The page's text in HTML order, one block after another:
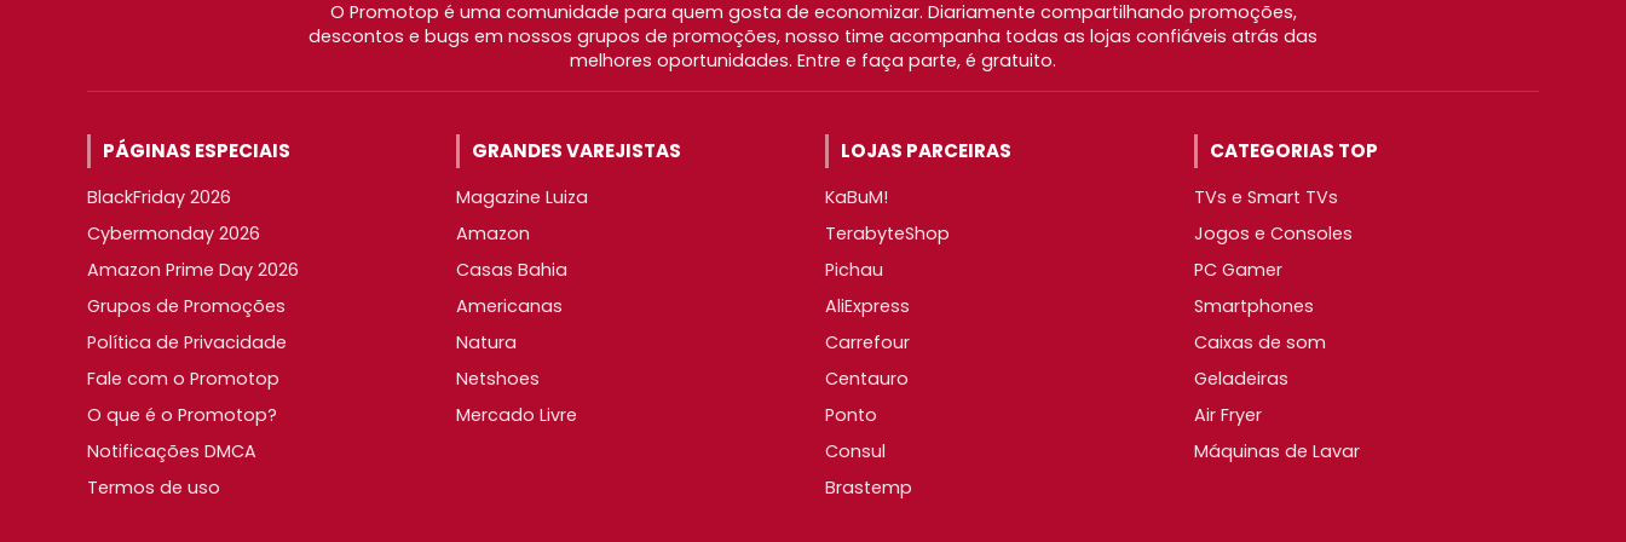
O Promotop é uma comunidade para quem gosta de economizar. Diariamente compartilhando promoções,
descontos e bugs em nossos grupos de promoções, nosso time acompanha todas as lojas confiáveis atrás das
melhores oportunidades. Entre e faça parte, é gratuito.
PÁGINAS ESPECIAIS
BlackFriday 2026
Cybermonday 2026
Amazon Prime Day 2026
Grupos de Promoções
Política de Privacidade
Fale com o Promotop
O que é o Promotop?
Notificações DMCA
Termos de uso
GRANDES VAREJISTAS
Magazine Luiza
Amazon
Casas Bahia
Americanas
Natura
Netshoes
Mercado Livre
LOJAS PARCEIRAS
KaBuM!
TerabyteShop
Pichau
AliExpress
Carrefour
Centauro
Ponto
Consul
Brastemp
CATEGORIAS TOP
TVs e Smart TVs
Jogos e Consoles
PC Gamer
Smartphones
Caixas de som
Geladeiras
Air Fryer
Máquinas de Lavar